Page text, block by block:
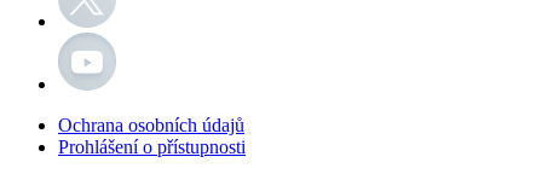
Ochrana osobních údajů
Prohlášení o přístupnosti